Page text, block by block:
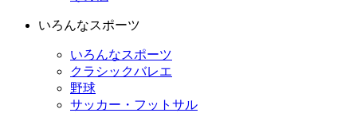
いろんなスポーツ
いろんなスポーツ
クラシックバレエ
野球
サッカー・フットサル